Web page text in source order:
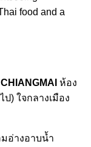
food and a
ห้อง
) ใจกลางเมือง
อ่างอาบน้ำ